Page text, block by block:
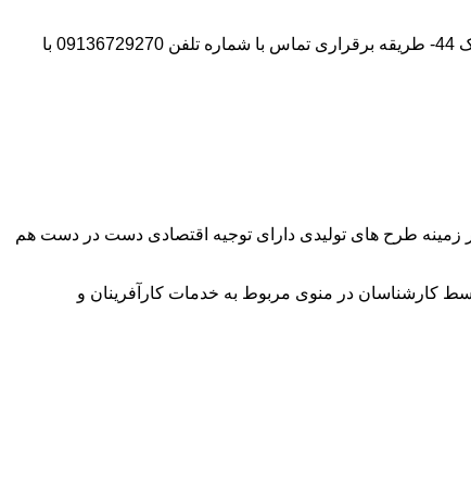
آدرس شرکت:استان تهران- شهر پیشوا- روبروی درب دانشگاه آزاد واحد ورامین – پیشوا – خیابان سروستان- انتهای کوچه سروستان نهم – پلاک 44- طریقه برقراری تماس با شماره تلفن 09136729270 با
در زمینه طرح های تولیدی دارای توجیه اقتصادی دست در دست هم
کارشناسان در منوی مربوط به خدمات کارآفرینان و